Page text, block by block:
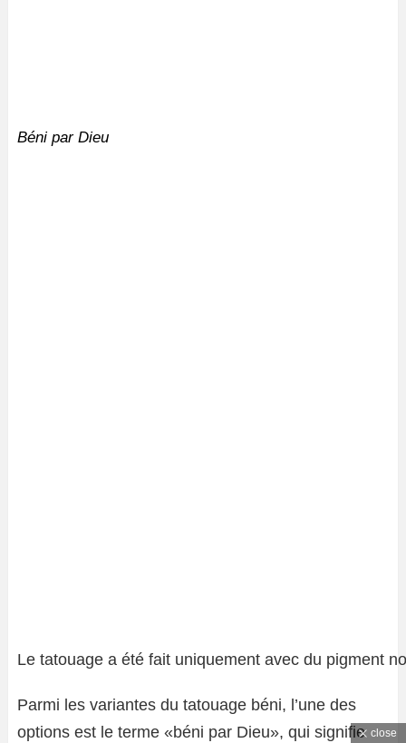
Béni par Dieu
Le tatouage a été fait uniquement avec du pigment
Parmi les variantes du tatouage béni, l’une des
options est le terme «béni par Dieu», qui signifie close